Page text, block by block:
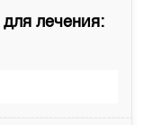
для лечения: